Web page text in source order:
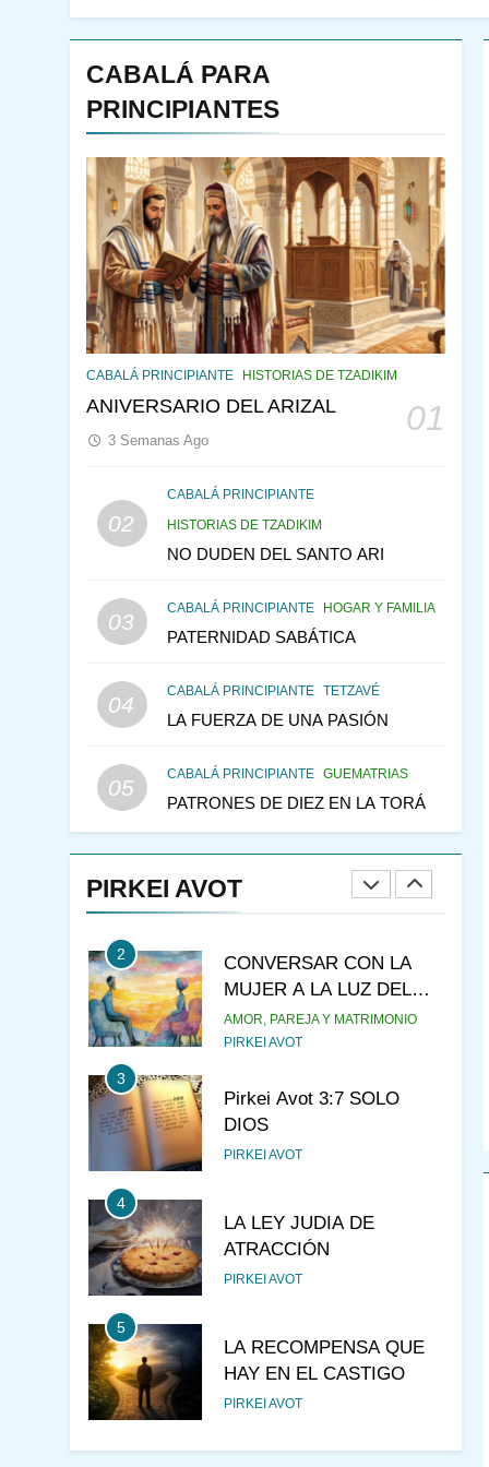
CABALÁ PARA
PRINCIPIANTES
CABALÁ PRINCIPIANTE HISTORIAS DE TZADIKIM
ANIVERSARIO DEL ARIZAL 01
3 Semanas Ago
02
CABALÁ PRINCIPIANTE
HISTORIAS DE TZADIKIM
NO DUDEN DEL SANTO ARI
03
CABALÁ PRINCIPIANTE HOGAR Y FAMILIA
PATERNIDAD SABÁTICA
04
CABALÁ PRINCIPIANTE TETZAVÉ
LA FUERZA DE UNA PASIÓN
05
CABALÁ PRINCIPIANTE GUEMATRIAS
PATRONES DE DIEZ EN LA TORÁ
PIRKEI AVOT
144
¿QUIÉN ES SABIO? EL
QUE VE LO QUE VA A
PENSAMIENTO JUDÍO
CONSEJO DE LOS
PADRES
PENSAMIENTO JUDÍO
DEL TEMPLO Y LA
ALEGRÍA EN MEDIO DE
MES DE MENAJEM AV
147
VEAMOS ¿POR QUÉ
DE LAS MUJERES
PENSAMIENTO JUDÍO
1
JASIDUT
2
CONVERSAR CON LA
MUJER A LA LUZ DEL
JUDAÍSMO
AMOR, PAREJA Y MATRIMONIO
PIRKEI AVOT
3
Pirkei Avot 3:7 SOLO
DIOS
PIRKEI AVOT
4
LA LEY JUDIA DE
ATRACCIÓN
PIRKEI AVOT
5
LA RECOMPENSA QUE
HAY EN EL CASTIGO
PIRKEI AVOT
6